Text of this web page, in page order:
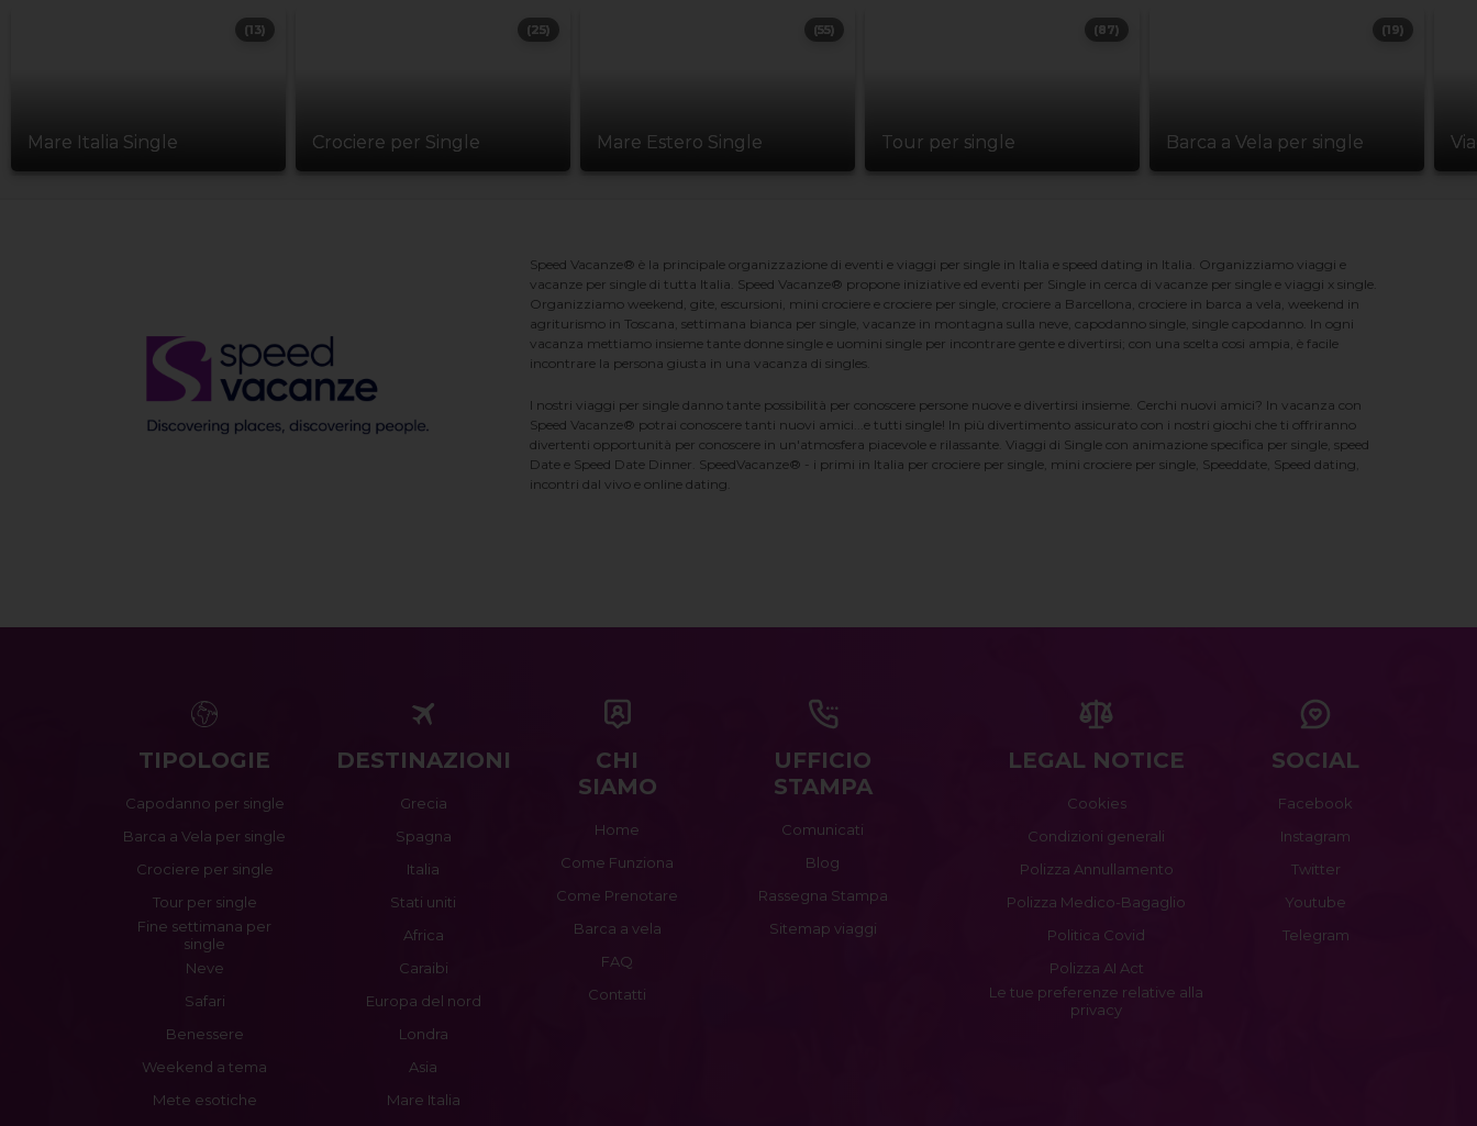
Mare Italia Single
(13)
Crociere per Single
(25)
Mare Estero Single
(55)
Tour per single
(87)
Barca a Vela per single
(19)
Speed Vacanze® è la principale organizzazione di eventi e viaggi per single in Italia e speed dating in Italia. Organizziamo viaggi e
vacanze per single di tutta Italia. Speed Vacanze® propone iniziative ed eventi per Single in cerca di vacanze per single e viaggi x single.
Organizziamo weekend, gite, escursioni, mini crociere e crociere per single, crociere a Barcellona, crociere in barca a vela, weekend in
agriturismo in Toscana, settimana bianca per single, vacanze in montagna sulla neve, capodanno single, single capodanno. In ogni
vacanza mettiamo insieme tante donne single e uomini single per incontrare gente e divertirsi; con una scelta cosi ampia, è facile
incontrare la persona giusta in una vacanza di singles.
I nostri viaggi per single danno tante possibilità per conoscere persone nuove e divertirsi insieme. Cerchi nuovi amici? In vacanza con
Speed Vacanze® potrai conoscere tanti nuovi amici...e tutti single! In più divertimento assicurato con i nostri giochi che ti offriranno
divertenti opportunità per conoscere in un'atmosfera piacevole e rilassante. Viaggi di Single con animazione specifica per single, speed
Date e Speed Date Dinner. SpeedVacanze® - i primi in Italia per crociere per single, mini crociere per single, Speeddate, Speed dating,
incontri dal vivo e online dating.
TIPOLOGIE
Capodanno per single
Barca a Vela per single
Crociere per single
Tour per single
Fine settimana per
single
Neve
Safari
Benessere
Weekend a tema
Mete esotiche
DESTINAZIONI
Grecia
Spagna
Italia
Stati uniti
Africa
Caraibi
Europa del nord
Londra
Asia
Mare Italia
CHI
SIAMO
Home
Come Funziona
Come Prenotare
Barca a vela
FAQ
Contatti
UFFICIO
STAMPA
Comunicati
Blog
Rassegna Stampa
Sitemap viaggi
LEGAL NOTICE
Cookies
Condizioni generali
Polizza Annullamento
Polizza Medico-Bagaglio
Politica Covid
Polizza AI Act
Le tue preferenze relative alla
privacy
SOCIAL
Facebook
Instagram
Twitter
Youtube
Telegram